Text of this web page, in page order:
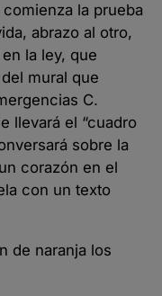
la prueba
abrazo al otro,
la ley, que
mural que
C.
llevará el “cuadro
sobre la
corazón en el
con un texto
de naranja los